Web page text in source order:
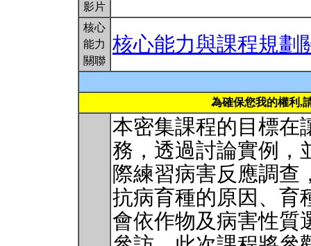
影片
核心
能力
關聯
核心能力與課程規劃
為確保您我的權利,
本密集課程的目標在
務，透過討論實例，
際練習病害反應調查
抗病育種的原因、育
會依作物及病害性質